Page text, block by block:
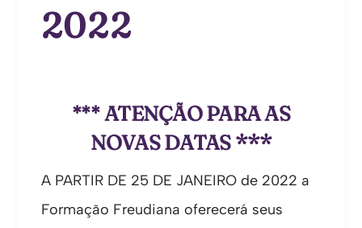
2022
***ATENÇÃO PARA AS
NOVAS DATAS ***
A PARTIR DE 25 DE JANEIRO de 2022 a
Formação Freudiana oferecerá seus